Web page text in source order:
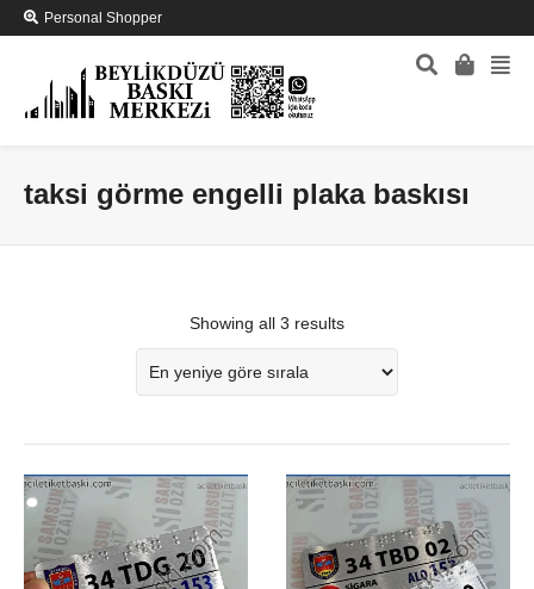
Personal Shopper
taksi görme engelli plaka baskısı
Showing all 3 results